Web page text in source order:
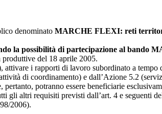
denominato MARCHE FLEXI: reti
la possibilità di partecipazione al
del 18 aprile 2005.
i rapporti di lavoro subordinato a
di coordinamento) e dall’Azione 5.2
potranno essere beneficiarie
gli altri requisiti previsti dall’art. 4 e
2006).